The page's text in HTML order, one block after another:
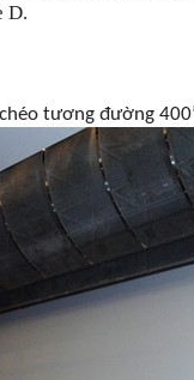
D.
tương đường